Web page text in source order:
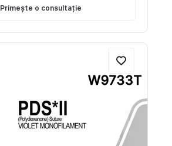
Primește o consultație